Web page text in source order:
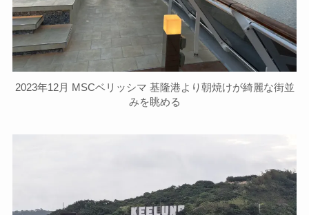
2023年12月 MSCベリッシマ 基隆港より朝焼けが綺麗な街並
みを眺める